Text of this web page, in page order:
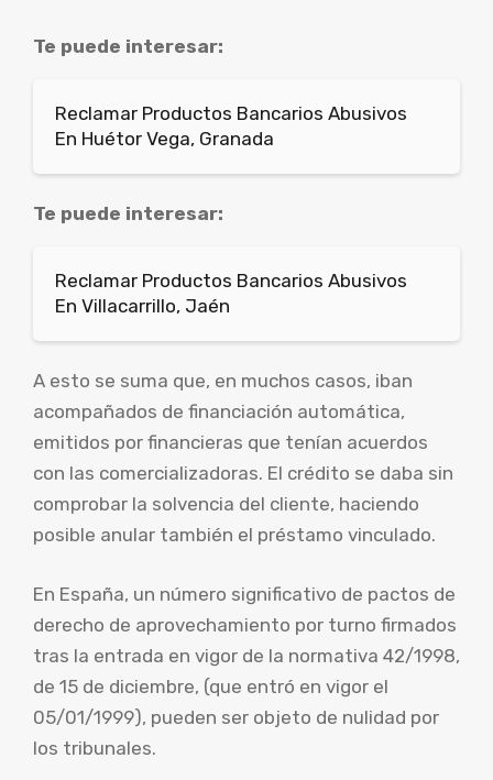
Te puede interesar:
Reclamar Productos Bancarios Abusivos
En Huétor Vega, Granada
Te puede interesar:
Reclamar Productos Bancarios Abusivos
En Villacarrillo, Jaén
A esto se suma que, en muchos casos, iban
acompañados de financiación automática,
emitidos por financieras que tenían acuerdos
con las comercializadoras. El crédito se daba sin
comprobar la solvencia del cliente, haciendo
posible anular también el préstamo vinculado.
En España, un número significativo de pactos de
derecho de aprovechamiento por turno firmados
tras la entrada en vigor de la normativa 42/1998,
de 15 de diciembre, (que entró en vigor el
05/01/1999), pueden ser objeto de nulidad por
los tribunales.